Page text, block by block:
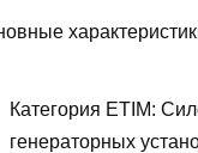
Категория ETIM:
генераторных